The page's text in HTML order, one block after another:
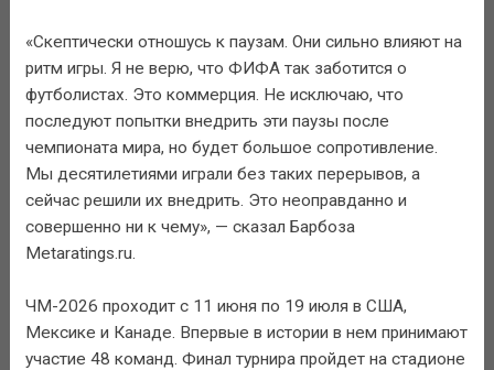
«Скептически отношусь к паузам. Они сильно влияют на
ритм игры. Я не верю, что ФИФА так заботится о
футболистах. Это коммерция. Не исключаю, что
последуют попытки внедрить эти паузы после
чемпионата мира, но будет большое сопротивление.
Мы десятилетиями играли без таких перерывов, а
сейчас решили их внедрить. Это неоправданно и
совершенно ни к чему», — сказал Барбоза
Metaratings.ru.
ЧМ-2026 проходит с 11 июня по 19 июля в США,
Мексике и Канаде. Впервые в истории в нем принимают
участие 48 команд. Финал турнира пройдет на стадионе